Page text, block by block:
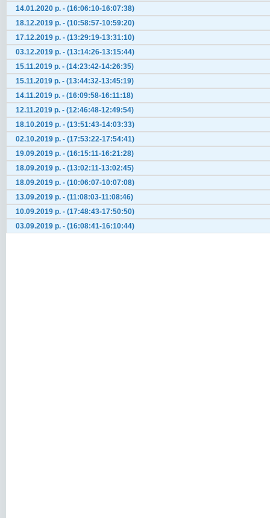
14.01.2020 р. - (16:06:10-16:07:38)
18.12.2019 р. - (10:58:57-10:59:20)
17.12.2019 р. - (13:29:19-13:31:10)
03.12.2019 р. - (13:14:26-13:15:44)
15.11.2019 р. - (14:23:42-14:26:35)
15.11.2019 р. - (13:44:32-13:45:19)
14.11.2019 р. - (16:09:58-16:11:18)
12.11.2019 р. - (12:46:48-12:49:54)
18.10.2019 р. - (13:51:43-14:03:33)
02.10.2019 р. - (17:53:22-17:54:41)
19.09.2019 р. - (16:15:11-16:21:28)
18.09.2019 р. - (13:02:11-13:02:45)
18.09.2019 р. - (10:06:07-10:07:08)
13.09.2019 р. - (11:08:03-11:08:46)
10.09.2019 р. - (17:48:43-17:50:50)
03.09.2019 р. - (16:08:41-16:10:44)